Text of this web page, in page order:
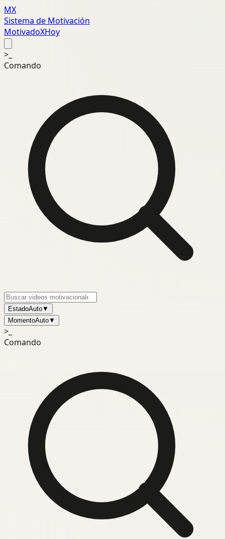
MX
Sistema de Motivación
MotivadoXHoy
>_
Comando
EstadoAuto▼
MomentoAuto▼
>_
Comando